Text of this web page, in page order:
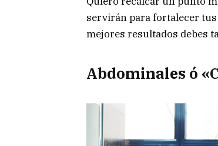
servirán para fortalecer
mejores resultados debes
Abdominales ó